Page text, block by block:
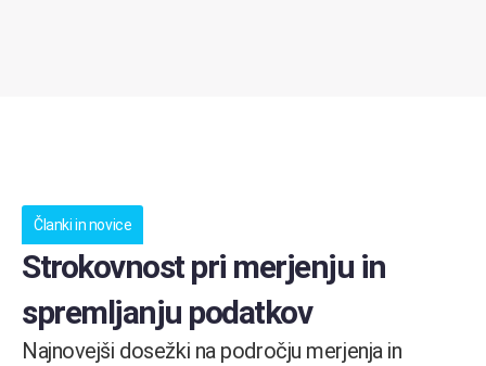
Članki in novice
Strokovnost pri merjenju in
spremljanju podatkov
Najnovejši dosežki na področju merjenja in